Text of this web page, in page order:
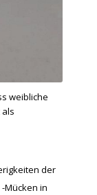
weibliche
der
Mücken in